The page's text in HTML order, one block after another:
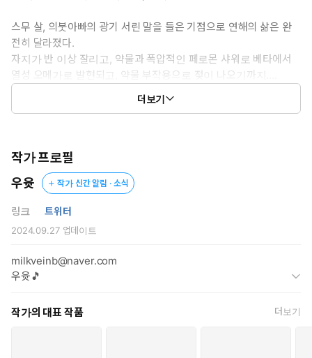
지를 가진 채 약물 부작용으로 젖까지 나오는 몸이 되어서.
* 공감 글귀 : “너는 씨팔. 아빠 애 밸 때까지 침대 밖으로 한 발짝도
못 나갈 줄 알아.”
스무 살, 의붓아빠의 광기 서린 말을 들은 기점으로 연해의 삶은 완
전히 달라졌다.
자지가 반 이상 잘리고, 약물과 폭압적인 페로몬 샤워로 베타에서
열성 오메가로 발현되고, 약물 부작용으로 젖이 나오기까지….
2년이 지난 지금, 두 번째 히트가 오기 전 어떻게든 의붓아빠로부
***
“으, 아, 아으으응…!”
좆기둥이 들락거리며 귀두로 그 부분을 집중적으로 누르고 긁기
시작했다. 뻗어온 한 손은 굳은 살 박인 손끝으로 젖 흘리는 젖알
는 쾌감과 차오른 젖이 빠져나가는 약간의 시원함으로 연해의
눈이 흐릿해지며 벌어진 입술에서 야릇한 신음이 터져나왔다.
에게 마음껏 전해버린다.
더보기
작가 프로필
우윳
작가 신간 알림 · 소식
링크 트위터
2024.09.27업데이트
milkveinb@naver.com
우윳🎵
작가의 대표 작품 더보기